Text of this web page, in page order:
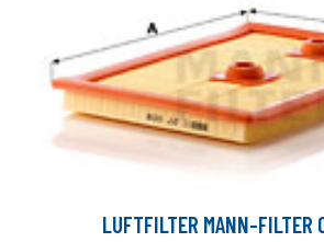
LUFTFILTER MANN-